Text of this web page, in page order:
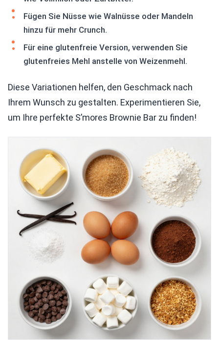
Fügen Sie Nüsse wie Walnüsse oder Mandeln
hinzu für mehr Crunch.
Für eine glutenfreie Version, verwenden Sie
glutenfreies Mehl anstelle von Weizenmehl.
Diese Variationen helfen, den Geschmack nach
Ihrem Wunsch zu gestalten. Experimentieren Sie,
um Ihre perfekte S’mores Brownie Bar zu finden!